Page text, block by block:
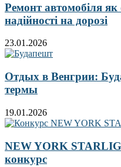
Ремонт автомобіля як
надійності на дорозі
23.01.2026
Отдых в Венгрии:
термы
19.01.2026
NEW YORK
конкурс